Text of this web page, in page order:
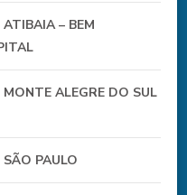
– BEM
ALEGRE DO SUL
PAULO